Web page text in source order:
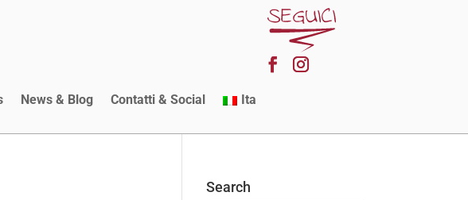
News & Blog Contatti & Social Ita
Search